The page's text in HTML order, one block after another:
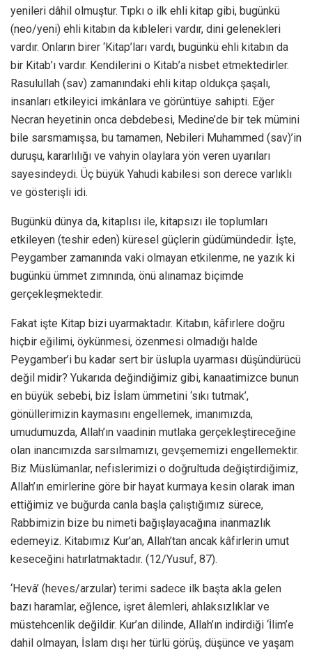
yenileri dâhil olmuştur. Tıpkı o ilk ehli kitap gibi, bugünkü
(neo/yeni) ehli kitabın da kıbleleri vardır, dini gelenekleri
vardır. Onların birer ‘Kitap’ları vardı, bugünkü ehli kitabın da
bir Kitab’ı vardır. Kendilerini o Kitab’a nisbet etmektedirler.
Rasulullah (sav) zamanındaki ehli kitap oldukça şaşalı,
insanları etkileyici imkânlara ve görüntüye sahipti. Eğer
Necran heyetinin onca debdebesi, Medine’de bir tek mümini
bile sarsmamışsa, bu tamamen, Nebileri Muhammed (sav)’in
duruşu, kararlılığı ve vahyin olaylara yön veren uyarıları
sayesindeydi. Üç büyük Yahudi kabilesi son derece varlıklı
ve gösterişli idi.
Bugünkü dünya da, kitaplısı ile, kitapsızı ile toplumları
etkileyen (teshir eden) küresel güçlerin güdümündedir. İşte,
Peygamber zamanında vaki olmayan etkilenme, ne yazık ki
bugünkü ümmet zımnında, önü alınamaz biçimde
gerçekleşmektedir.
Fakat işte Kitap bizi uyarmaktadır. Kitabın, kâfirlere doğru
hiçbir eğilimi, öykünmesi, özenmesi olmadığı halde
Peygamber’i bu kadar sert bir üslupla uyarması düşündürücü
değil midir? Yukarıda değindiğimiz gibi, kanaatimizce bunun
en büyük sebebi, biz İslam ümmetini ‘sıkı tutmak’,
gönüllerimizin kaymasını engellemek, imanımızda,
umudumuzda, Allah’ın vaadinin mutlaka gerçekleştireceğine
olan inancımızda sarsılmamızı, gevşememizi engellemektir.
Biz Müslümanlar, nefislerimizi o doğrultuda değiştirdiğimiz,
Allah’ın emirlerine göre bir hayat kurmaya kesin olarak iman
ettiğimiz ve buğurda canla başla çalıştığımız sürece,
Rabbimizin bize bu nimeti bağışlayacağına inanmazlık
edemeyiz. Kitabımız Kur’an, Allah’tan ancak kâfirlerin umut
keseceğini hatırlatmaktadır. (12/Yusuf, 87).
‘Hevâ’ (heves/arzular) terimi sadece ilk başta akla gelen
bazı haramlar, eğlence, işret âlemleri, ahlaksızlıklar ve
müstehcenlik değildir. Kur’an dilinde, Allah’ın indirdiği ‘İlim’e
dahil olmayan, İslam dışı her türlü görüş, düşünce ve yaşam